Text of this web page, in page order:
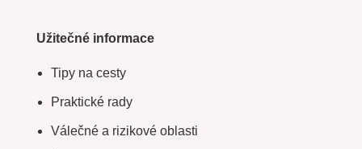
Užitečné informace
Tipy na cesty
Praktické rady
Válečné a rizikové oblasti